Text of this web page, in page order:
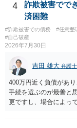
4
詐欺被害でで
済困難
#詐欺被害での債務 #任意整
#自己破産
2026年7月30日
吉田 雄大 弁護士
400万円近く負債があ
手続を選ぶのが最善と
更ですし、場合によっ